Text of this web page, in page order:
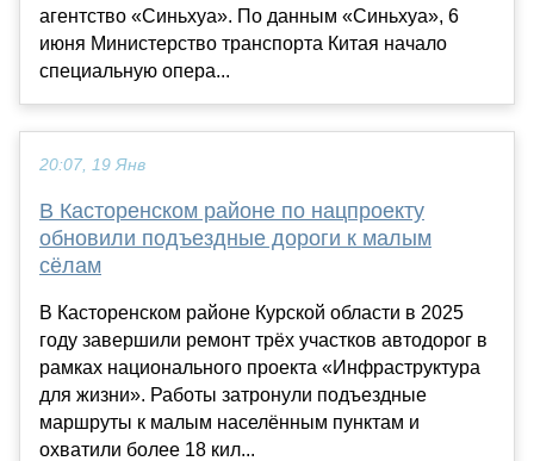
агентство «Синьхуа». По данным «Синьхуа», 6
июня Министерство транспорта Китая начало
специальную опера...
20:07, 19 Янв
В Касторенском районе по нацпроекту
обновили подъездные дороги к малым
сёлам
В Касторенском районе Курской области в 2025
году завершили ремонт трёх участков автодорог в
рамках национального проекта «Инфраструктура
для жизни». Работы затронули подъездные
маршруты к малым населённым пунктам и
охватили более 18 кил...